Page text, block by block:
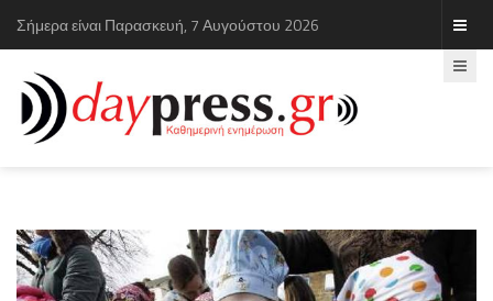
Σήμερα είναι Παρασκευή, 7 Αυγούστου 2026